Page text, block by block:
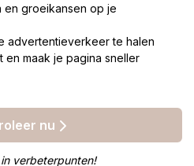
en groeikansen op je
advertentieverkeer te halen
maak je pagina sneller
nu
verbeterpunten!